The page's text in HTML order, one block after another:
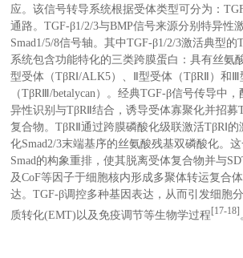
应。该信号转导系统根据受体类型可分为：
通路。TGF-β1/2/3与BMP信号来源分别特异性
Smad1/5/8信号轴。其中TGF-β1/2/3激活典型
系统包含功能特化的三类跨膜蛋白：具有丝氨
型受体（TβRⅠ/ALK5）、Ⅱ型受体（TβRⅡ）和Ⅲ
（TβRⅢ/betalycan）。经典TGF-β信号传导中
异性识别与TβRⅡ结合，诱导受体寡聚化并招募
复合物。TβRⅡ通过跨膜磷酸化级联激活TβRⅠ
化Smad2/3末端基序的丝氨酸残基双磷酸化。
Smad的构象重排，使其脱离受体复合物并与
及CoF等因子于细胞核内形成多聚体转运复合
达。TGF-β调控多种基因表达，从而引发细胞
质转化(EMT)以及免疫调节等生物学过程 [17-18]